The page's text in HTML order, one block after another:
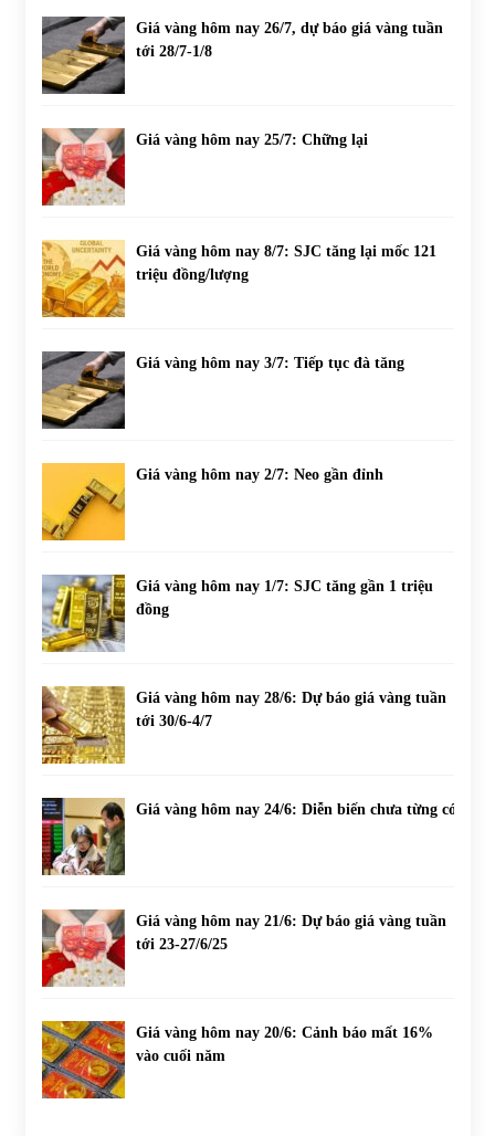
Giá vàng hôm nay 26/7, dự báo giá vàng tuần
tới 28/7-1/8
Giá vàng hôm nay 25/7: Chững lại
Giá vàng hôm nay 8/7: SJC tăng lại mốc 121
triệu đồng/lượng
Giá vàng hôm nay 3/7: Tiếp tục đà tăng
Giá vàng hôm nay 2/7: Neo gần đỉnh
Giá vàng hôm nay 1/7: SJC tăng gần 1 triệu
đồng
Giá vàng hôm nay 28/6: Dự báo giá vàng tuần
tới 30/6-4/7
Giá vàng hôm nay 24/6: Diễn biến chưa từng có
Giá vàng hôm nay 21/6: Dự báo giá vàng tuần
tới 23-27/6/25
Giá vàng hôm nay 20/6: Cảnh báo mất 16%
vào cuối năm